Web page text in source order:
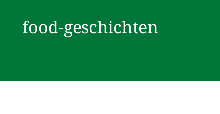
food-geschichten